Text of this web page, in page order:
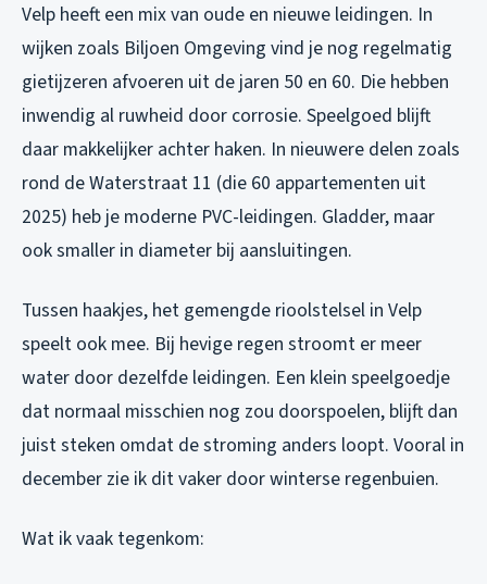
Velp heeft een mix van oude en nieuwe leidingen. In
wijken zoals Biljoen Omgeving vind je nog regelmatig
gietijzeren afvoeren uit de jaren 50 en 60. Die hebben
inwendig al ruwheid door corrosie. Speelgoed blijft
daar makkelijker achter haken. In nieuwere delen zoals
rond de Waterstraat 11 (die 60 appartementen uit
2025) heb je moderne PVC-leidingen. Gladder, maar
ook smaller in diameter bij aansluitingen.
Tussen haakjes, het gemengde rioolstelsel in Velp
speelt ook mee. Bij hevige regen stroomt er meer
water door dezelfde leidingen. Een klein speelgoedje
dat normaal misschien nog zou doorspoelen, blijft dan
juist steken omdat de stroming anders loopt. Vooral in
december zie ik dit vaker door winterse regenbuien.
Wat ik vaak tegenkom: